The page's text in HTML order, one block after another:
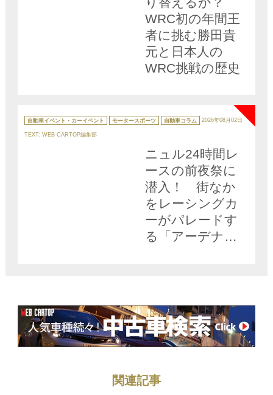
WRC初の年間王
者に挑む勝田貴
元と日本人の
WRC挑戦の歴史
テ
ゴ
ー
自動車イベント・カーイベント モータースポーツ 自動車コラム 2026年08月02日
TEXT: WEB CARTOP編集部
ニュル24時間レ
ースの前夜祭に
潜入！ 街なか
をレーシングカ
ーがパレードす
る「アーデナウ
感動【みどり独
乙通信】
関連記事